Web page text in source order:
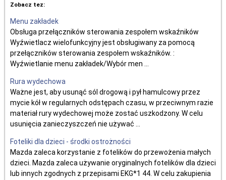
Zobacz tez:
Menu zakładek
Obsługa przełączników sterowania zespołem wskaźników
Wyźwietlacz wielofunkcyjny jest obsługiwany za pomocą
przełączników sterowania zespołem wskaźników. :
Wyźwietlanie menu zakładek/Wybór men ...
Rura wydechowa
Ważne jest, aby usunąć sól drogową i pył hamulcowy przez
mycie kół w regularnych odstępach czasu, w przeciwnym razie
materiał rury wydechowej może zostać uszkodzony. W celu
usunięcia zanieczyszczeń nie używać ...
Foteliki dla dzieci - środki ostrożności
Mazda zaleca korzystanie z fotelików do przewożenia małych
dzieci. Mazda zaleca używanie oryginalnych fotelików dla dzieci
lub innych zgodnych z przepisami EKG*1 44. W celu zakupienia